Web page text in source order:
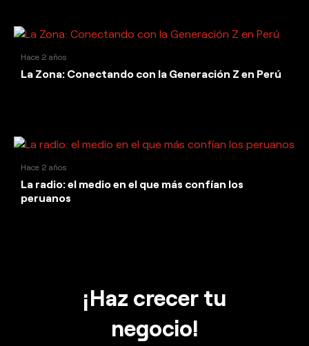
Hace 2 años
La Zona: Conectando con la Generación Z en Perú
Hace 2 años
La radio: el medio en el que más confían los
peruanos
¡Haz crecer tu
negocio!